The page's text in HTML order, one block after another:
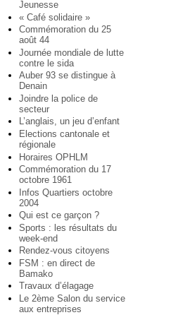
Jeunesse
« Café solidaire »
Commémoration du 25
août 44
Journée mondiale de lutte
contre le sida
Auber 93 se distingue à
Denain
Joindre la police de
secteur
L’anglais, un jeu d’enfant
Elections cantonale et
régionale
Horaires OPHLM
Commémoration du 17
octobre 1961
Infos Quartiers octobre
2004
Qui est ce garçon ?
Sports : les résultats du
week-end
Rendez-vous citoyens
FSM : en direct de
Bamako
Travaux d’élagage
Le 2ème Salon du service
aux entreprises